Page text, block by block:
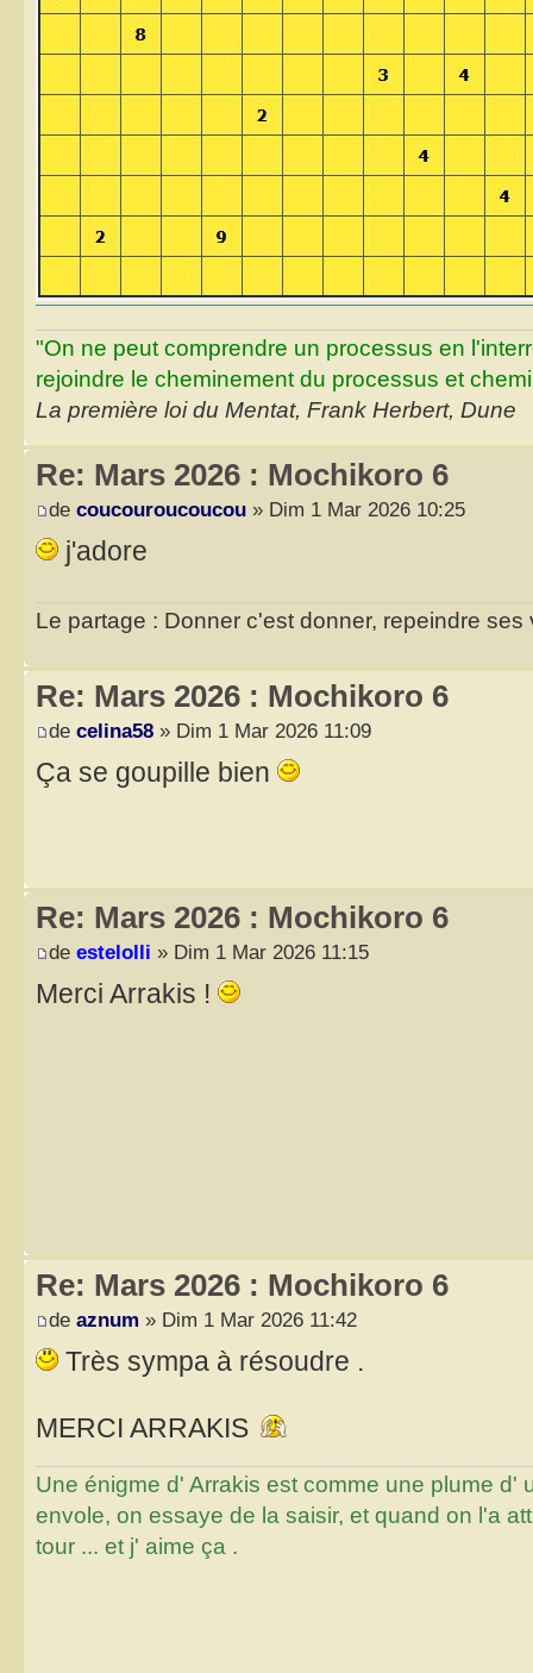
"On ne peut comprendre un processus en
rejoindre le cheminement du processus et
La première loi du Mentat, Frank Herbert, Dune
Re: Mars 2026 : Mochikoro 6
de coucouroucoucou » Dim 1 Mar 2026 10:25
j'adore
Le partage : Donner c'est donner, repeindre ses
Re: Mars 2026 : Mochikoro 6
de celina58 » Dim 1 Mar 2026 11:09
Ça se goupille bien
Re: Mars 2026 : Mochikoro 6
de estelolli » Dim 1 Mar 2026 11:15
Merci Arrakis !
Re: Mars 2026 : Mochikoro 6
de aznum » Dim 1 Mar 2026 11:42
Très sympa à résoudre .
MERCI ARRAKIS
Une énigme d' Arrakis est comme une plume d'
envole, on essaye de la saisir, et quand on l'a
tour ... et j' aime ça .